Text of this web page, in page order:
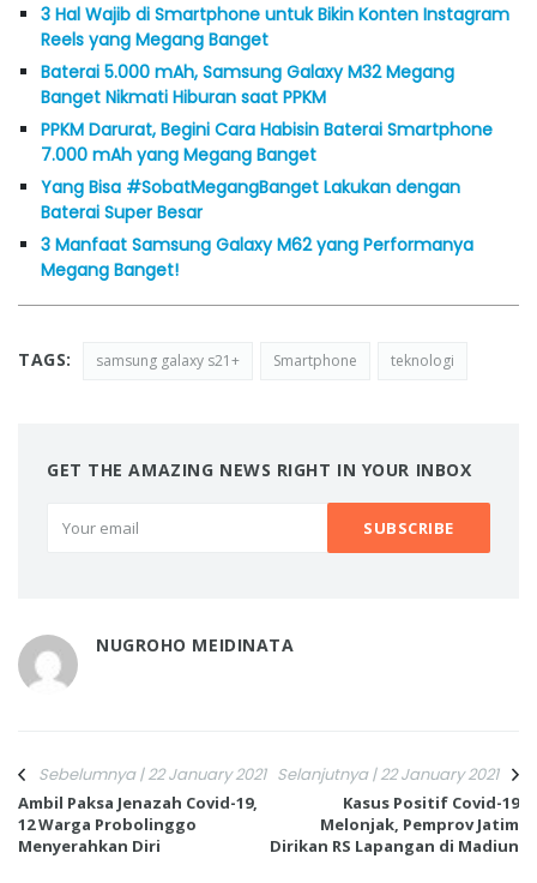
3 Hal Wajib di Smartphone untuk Bikin Konten Instagram
Reels yang Megang Banget
Baterai 5.000 mAh, Samsung Galaxy M32 Megang
Banget Nikmati Hiburan saat PPKM
PPKM Darurat, Begini Cara Habisin Baterai Smartphone
7.000 mAh yang Megang Banget
Yang Bisa #SobatMegangBanget Lakukan dengan
Baterai Super Besar
3 Manfaat Samsung Galaxy M62 yang Performanya
Megang Banget!
TAGS: samsung galaxy s21+ Smartphone teknologi
GET THE AMAZING NEWS RIGHT IN YOUR INBOX
NUGROHO MEIDINATA
Sebelumnya | 22 January 2021
Ambil Paksa Jenazah Covid-19,
12 Warga Probolinggo
Menyerahkan Diri
Selanjutnya | 22 January 2021
Kasus Positif Covid-19
Melonjak, Pemprov Jatim
Dirikan RS Lapangan di Madiun